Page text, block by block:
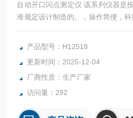
自动开口闪点测定仪 该系列仪器是
准规定设计制造的。，操作简便，科
品的替代产品，产品处于水平。
产品型号：H12518
更新时间：2025-12-04
厂商性质：生产厂家
访问量：292